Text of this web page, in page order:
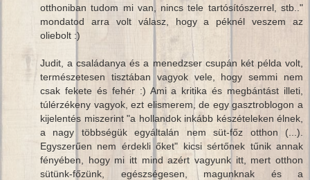
otthoniban tudom mi van, nincs tele tartósítószerrel, stb.."
mondatod arra volt válasz, hogy a péknél veszem az
oliebolt :)
Judit, a családanya és a menedzser csupán két példa volt,
természetesen tisztában vagyok vele, hogy semmi nem
csak fekete és fehér :) Ami a kritika és megbántást illeti,
túlérzékeny vagyok, ezt elismerem, de egy gasztroblogon a
kijelentés miszerint "a hollandok inkább készételeken élnek,
a nagy többségük egyáltalán nem süt-főz otthon (...).
Egyszerűen nem érdekli őket" kicsi sértőnek tűnik annak
fényében, hogy mi itt mind azért vagyunk itt, mert otthon
sütünk-főzünk, egészségesen, magunknak és a